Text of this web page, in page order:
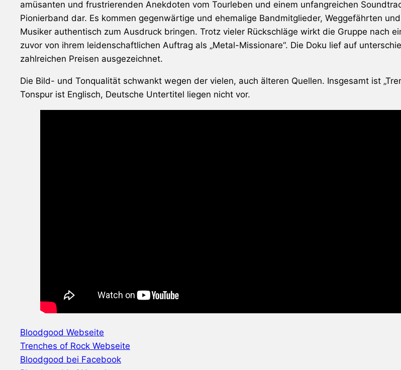
amüsanten und frustrierenden Anekdoten vom Tourleben und einem unfangreichen
Pionierband dar. Es kommen gegenwärtige und ehemalige Bandmitglieder, Weggefährten
Musiker authentisch zum Ausdruck bringen. Trotz vieler Rückschläge wirkt die Gruppe nach
zuvor von ihrem leidenschaftlichen Auftrag als „Metal-Missionare“. Die Doku lief auf
zahlreichen Preisen ausgezeichnet.
Die Bild- und Tonqualität schwankt wegen der vielen, auch älteren Quellen. Insgesamt ist
Tonspur ist Englisch, Deutsche Untertitel liegen nicht vor.
Bloodgood Webseite
Trenches of Rock Webseite
Bloodgood bei Facebook